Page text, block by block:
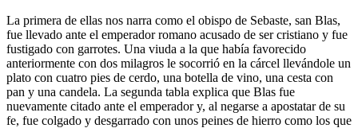
La primera de ellas nos narra como el obispo de Sebaste, san Blas,
fue llevado ante el emperador romano acusado de ser cristiano y fue
fustigado con garrotes. Una viuda a la que había favorecido
anteriormente con dos milagros le socorrió en la cárcel llevándole un
plato con cuatro pies de cerdo, una botella de vino, una cesta con
pan y una candela. La segunda tabla explica que Blas fue
nuevamente citado ante el emperador y, al negarse a apostatar de su
fe, fue colgado y desgarrado con unos peines de hierro como los que